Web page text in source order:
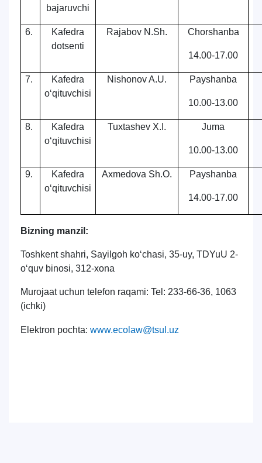
bajaruvchi
6.
Kafedra
dotsenti
Rajabov N.Sh. Chorshanba
14.00-17.00
7.
Kafedra
o‘qituvchisi
Nishonov A.U. Payshanba
10.00-13.00
8.
Kafedra
o‘qituvchisi
Tuxtashev X.I. Juma
10.00-13.00
9.
Kafedra
o‘qituvchisi
Axmedova Sh.O. Payshanba
14.00-17.00
Bizning manzil:
Toshkent shahri, Sayilgoh ko‘chasi, 35-uy, TDYuU 2-
o‘quv binosi, 312-xona
Murojaat uchun telefon raqami: Tel: 233-66-36, 1063
(ichki)
Elektron pochta: www.ecolaw@tsul.uz